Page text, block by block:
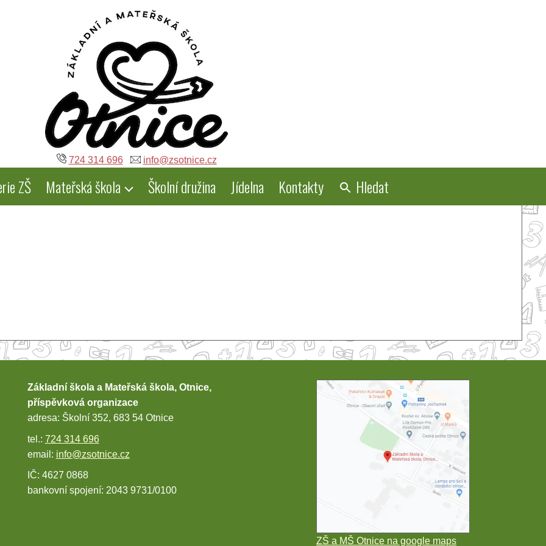
724 314 696 info@zsotnice.cz
ZŠ Mateřská škola Školní družina Jídelna Kontakty Hledat
Základní škola a Mateřská škola, Otnice,
příspěvková organizace
adresa: Školní 352, 683 54 Otnice
tel.: 724 314 696
email: info@zsotnice.cz
IČ: 4627 0868
bankovní spojení: 2043 9731/0100
ZŠ a MŠ Otnice na google maps